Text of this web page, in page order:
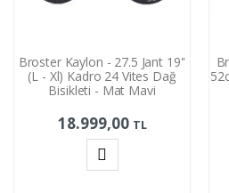
Broster Kaylon - 27.5 Jant 19''
(L - Xl) Kadro 24 Vites Dağ
Bisikleti - Mat Mavi
18.999,00 TL